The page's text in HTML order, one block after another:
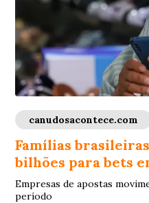
canudosacontece.com
Famílias
bilhões para bets
Empresas de apostas
período